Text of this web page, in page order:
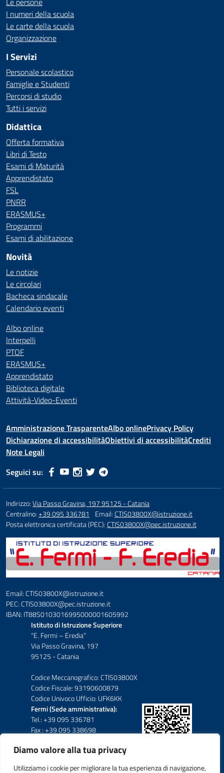
Diamo valore alla tua privacy
Utilizziamo i cookie per migliorare la tua esperienza di navigazione,
I numeri della scuola
Le carte della scuola
Organizzazione
I Servizi
Personale scolastico
Famiglie e Studenti
Percorsi di studio
Tutti i servizi
Didattica
Offerta formativa
Libri di Testo
Esami di Maturità
Apprendistato
FSL
PNRR
ERASMUS+
Programmi
Esami di abilitazione
Novità
Le notizie
Le circolari
Bacheca sindacale
Calendario eventi
Albo online
Interpelli
PTOF
ERASMUS+
Apprendistato
Biblioteca digitale
Attività-Video-Eventi
Amministrazione TrasparenteAlbo onlinePrivacy Policy
Dichiarazione di accessibilitàObiettivi di accessibilitàCrediti
Note Legali
Seguici su:
Indirizzo:Via Passo Gravina, 197 95125 - Catania
Centralino:+39 095 336781 Email:CTIS03800X@istruzione.it
Posta elettronica certificata (PEC):CTIS03800X@pec.istruzione.it
Email: CTIS03800X@istruzione.it
PEC: CTIS03800X@pec.istruzione.it
IBAN: IT88S0103016995000001605992
Istituto di Istruzione Superiore
“E. Fermi – Eredia”
Via Passo Gravina, 197
95125 - Catania
Codice Meccanografico: CTIS03800X
Codice Fiscale: 93190600879
Codice Univoco Ufficio: UFK6KK
Fermi (Sede amministrativa):
Tel.: +39 095 336781
Fax : +39 095 338698
Eredia-Deodato: